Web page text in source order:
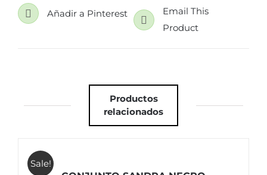
Añadir a Pinterest
Email This
Product
Productos
relacionados
Sale!